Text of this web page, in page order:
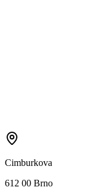
Cimburkova
612 00 Brno